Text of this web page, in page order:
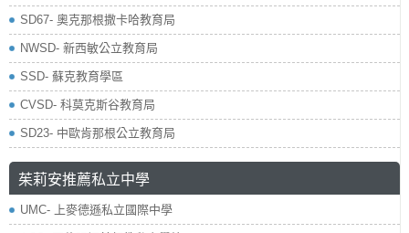
SD67- 奧克那根撒卡哈教育局
NWSD- 新西敏公立教育局
SSD- 蘇克教育學區
CVSD- 科莫克斯谷教育局
SD23- 中歐肯那根公立教育局
茱莉安推薦私立中學
UMC- 上麥德遜私立國際中學